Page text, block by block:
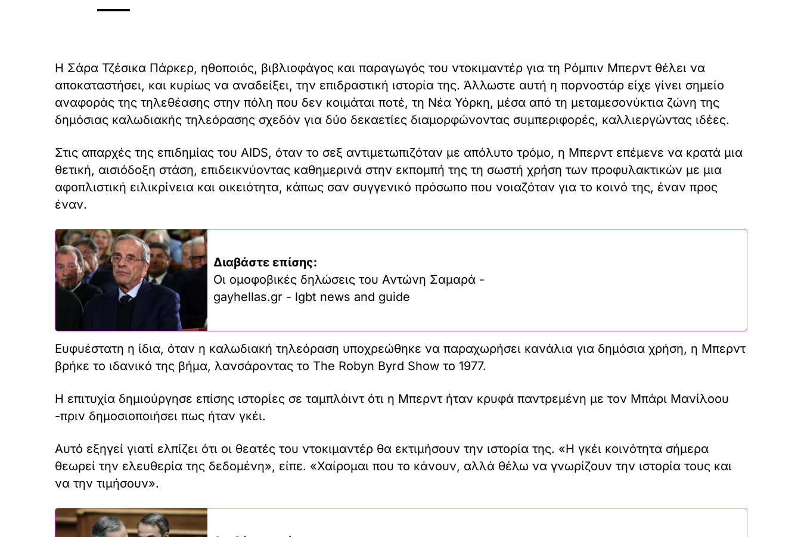
Η Σάρα Τζέσικα Πάρκερ, ηθοποιός, βιβλιοφάγος και παραγωγός του ντοκιμαντέρ για τη Ρόμπιν Μπερντ θέλει να
αποκαταστήσει, και κυρίως να αναδείξει, την επιδραστική ιστορία της. Άλλωστε αυτή η πορνοστάρ είχε γίνει σημείο
αναφοράς της τηλεθέασης στην πόλη που δεν κοιμάται ποτέ, τη Νέα Υόρκη, μέσα από τη μεταμεσονύκτια ζώνη της
δημόσιας καλωδιακής τηλεόρασης σχεδόν για δύο δεκαετίες διαμορφώνοντας συμπεριφορές, καλλιεργώντας ιδέες.
Στις απαρχές της επιδημίας του AIDS, όταν το σεξ αντιμετωπιζόταν με απόλυτο τρόμο, η Μπερντ επέμενε να κρατά μια
θετική, αισιόδοξη στάση, επιδεικνύοντας καθημερινά στην εκπομπή της τη σωστή χρήση των προφυλακτικών με μια
αφοπλιστική ειλικρίνεια και οικειότητα, κάπως σαν συγγενικό πρόσωπο που νοιαζόταν για το κοινό της, έναν προς
έναν.
Διαβάστε επίσης:
Οι ομοφοβικές δηλώσεις του Αντώνη Σαμαρά -
gayhellas.gr - lgbt news and guide
Ευφυέστατη η ίδια, όταν η καλωδιακή τηλεόραση υποχρεώθηκε να παραχωρήσει κανάλια για δημόσια χρήση, η Μπερντ
βρήκε το ιδανικό της βήμα, λανσάροντας το The Robyn Byrd Show το 1977.
Η επιτυχία δημιούργησε επίσης ιστορίες σε ταμπλόιντ ότι η Μπερντ ήταν κρυφά παντρεμένη με τον Μπάρι Μανίλοου
-πριν δημοσιοποιήσει πως ήταν γκέι.
Αυτό εξηγεί γιατί ελπίζει ότι οι θεατές του ντοκιμαντέρ θα εκτιμήσουν την ιστορία της. «Η γκέι κοινότητα σήμερα
θεωρεί την ελευθερία της δεδομένη», είπε. «Χαίρομαι που το κάνουν, αλλά θέλω να γνωρίζουν την ιστορία τους και
να την τιμήσουν».